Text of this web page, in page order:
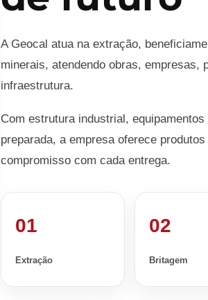
A Geocal atua na extração,
minerais, atendendo obras, empresas,
infraestrutura.
Com estrutura industrial,
preparada, a empresa oferece
compromisso com cada entrega.
01
Extração
02
Britagem